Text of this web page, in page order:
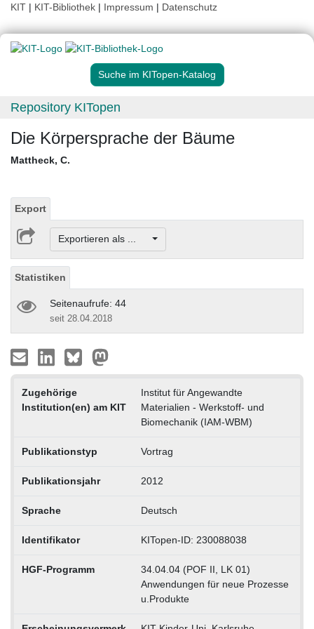
KIT | KIT-Bibliothek | Impressum | Datenschutz
Suche im KITopen-Katalog
Repository KITopen
Die Körpersprache der Bäume
Mattheck, C.
Export
Exportieren als ...
Statistiken
Seitenaufrufe: 44
seit 28.04.2018
Zugehörige
Institution(en) am KIT
Institut für Angewandte
Materialien - Werkstoff- und
Biomechanik (IAM-WBM)
Publikationstyp Vortrag
Publikationsjahr 2012
Sprache Deutsch
Identifikator KITopen-ID: 230088038
HGF-Programm
34.04.04 (POF II, LK 01)
Anwendungen für neue Prozesse
u.Produkte